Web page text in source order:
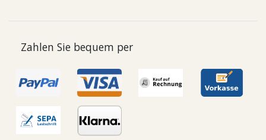
Zahlen Sie bequem per